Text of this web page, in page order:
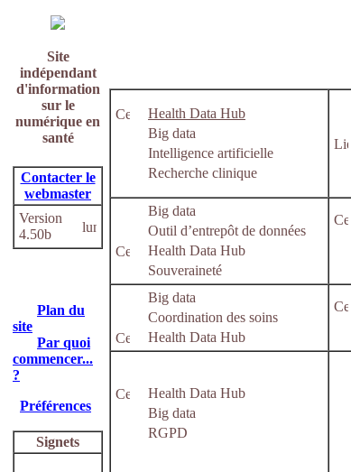
Site
indépendant
d'information
sur le
numérique en
santé
Contacter le
webmaster
Version
4.50b
Plan du
site
Par quoi
commencer...
?
Préférences
Signets
Health Data Hub
Big data
Intelligence artificielle
Recherche clinique
Big data
Outil d’entrepôt de données
Health Data Hub
Souveraineté
Big data
Coordination des soins
Health Data Hub
Health Data Hub
Big data
RGPD